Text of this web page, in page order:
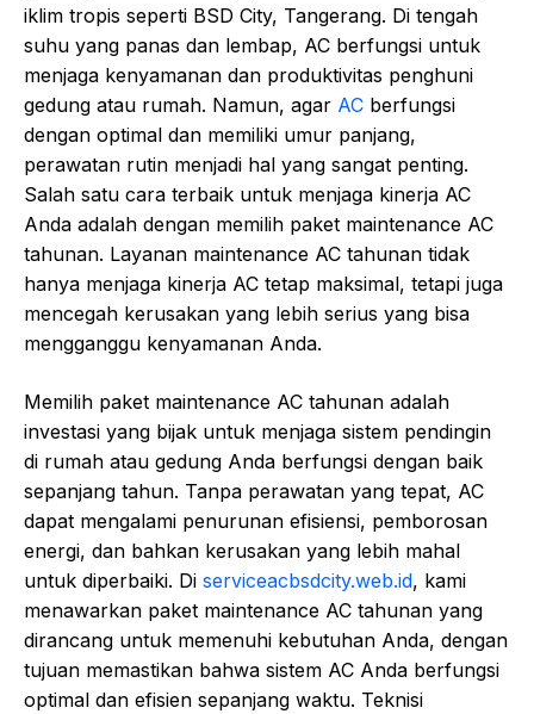
iklim tropis seperti BSD City, Tangerang. Di tengah
suhu yang panas dan lembap, AC berfungsi untuk
menjaga kenyamanan dan produktivitas penghuni
gedung atau rumah. Namun, agar AC berfungsi
dengan optimal dan memiliki umur panjang,
perawatan rutin menjadi hal yang sangat penting.
Salah satu cara terbaik untuk menjaga kinerja AC
Anda adalah dengan memilih paket maintenance AC
tahunan. Layanan maintenance AC tahunan tidak
hanya menjaga kinerja AC tetap maksimal, tetapi juga
mencegah kerusakan yang lebih serius yang bisa
mengganggu kenyamanan Anda.
Memilih paket maintenance AC tahunan adalah
investasi yang bijak untuk menjaga sistem pendingin
di rumah atau gedung Anda berfungsi dengan baik
sepanjang tahun. Tanpa perawatan yang tepat, AC
dapat mengalami penurunan efisiensi, pemborosan
energi, dan bahkan kerusakan yang lebih mahal
untuk diperbaiki. Di serviceacbsdcity.web.id, kami
menawarkan paket maintenance AC tahunan yang
dirancang untuk memenuhi kebutuhan Anda, dengan
tujuan memastikan bahwa sistem AC Anda berfungsi
optimal dan efisien sepanjang waktu. Teknisi